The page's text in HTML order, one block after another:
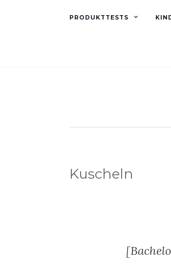
PRODUKTTESTS
Kuscheln